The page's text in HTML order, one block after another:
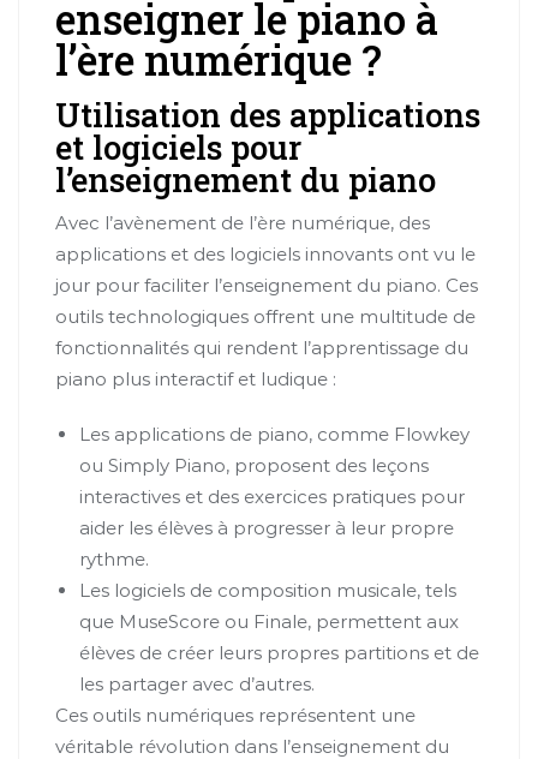
enseigner le piano à
l’ère numérique ?
Utilisation des applications
et logiciels pour
l’enseignement du piano
Avec l’avènement de l’ère numérique, des
applications et des logiciels innovants ont vu le
jour pour faciliter l’enseignement du piano. Ces
outils technologiques offrent une multitude de
fonctionnalités qui rendent l’apprentissage du
piano plus interactif et ludique :
Les applications de piano, comme Flowkey
ou Simply Piano, proposent des leçons
interactives et des exercices pratiques pour
aider les élèves à progresser à leur propre
rythme.
Les logiciels de composition musicale, tels
que MuseScore ou Finale, permettent aux
élèves de créer leurs propres partitions et de
les partager avec d’autres.
Ces outils numériques représentent une
véritable révolution dans l’enseignement du